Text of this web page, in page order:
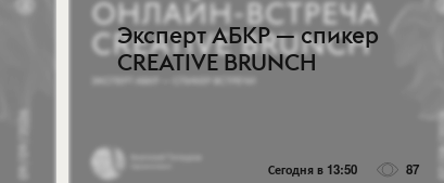
Эксперт АБКР — спикер
CREATIVE BRUNCH
Сегодня в 13:50 87